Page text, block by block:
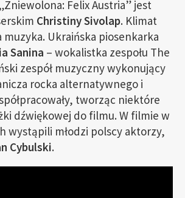
Felix Austria” jest
Christiny Sivolap. Klimat
Ukraińska piosenkarka
Sanina – wokalistka zespołu The
zespół muzyczny wykonujący
rocka alternatywnego i
tworząc niektóre
dźwiękowej do filmu. W filmie w
wystąpili młodzi polscy aktorzy,
Cybulski.